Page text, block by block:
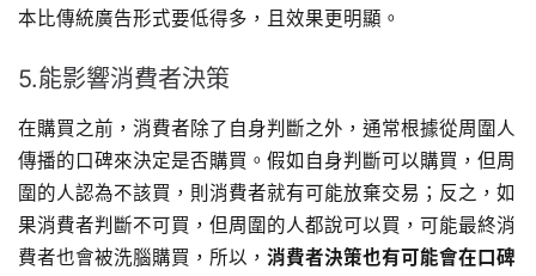
本比傳統廣告形式要低得多，且效果更明顯。
5.能影響消費者決策
在購買之前，消費者除了自身判斷之外，通常根據從周圍人
傳播的口碑來決定是否購買。假如自身判斷可以購買，但周
圍的人認為不該買，則消費者就有可能放棄交易；反之，如
果消費者判斷不可買，但周圍的人都說可以買，可能最終消
費者也會被洗腦購買，所以， 消費者決策也有可能會在口碑